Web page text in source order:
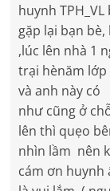
huynh
gặp lại bạn
,lúc lên nhà 1
trại hènăm lớp
và anh này có
như cũng ở
lên thì quẹo
nhìn lầm nên
cám ơn huynh